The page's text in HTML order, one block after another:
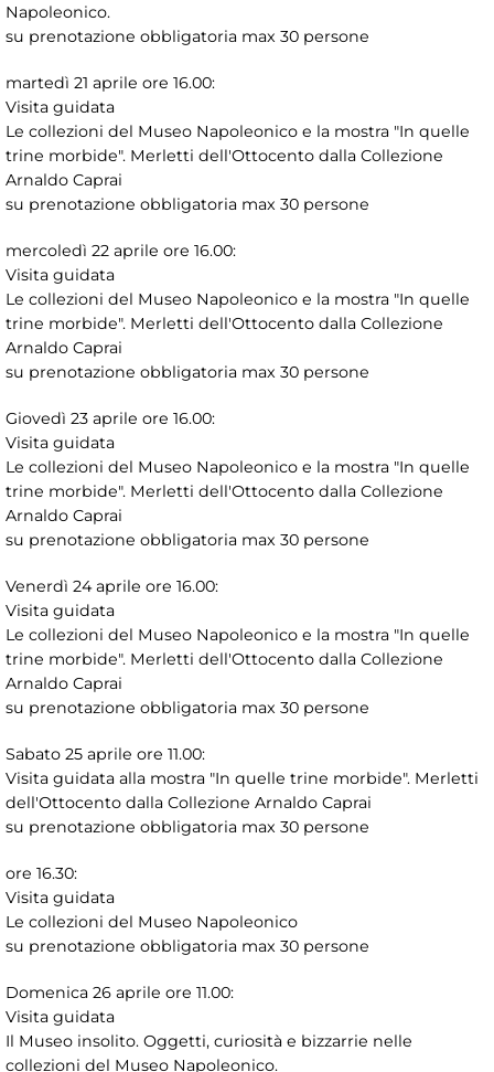
Napoleonico.
su prenotazione obbligatoria max 30 persone
martedì 21 aprile ore 16.00:
Visita guidata
Le collezioni del Museo Napoleonico e la mostra "In quelle
trine morbide". Merletti dell'Ottocento dalla Collezione
Arnaldo Caprai
su prenotazione obbligatoria max 30 persone
mercoledì 22 aprile ore 16.00:
Visita guidata
Le collezioni del Museo Napoleonico e la mostra "In quelle
trine morbide". Merletti dell'Ottocento dalla Collezione
Arnaldo Caprai
su prenotazione obbligatoria max 30 persone
Giovedì 23 aprile ore 16.00:
Visita guidata
Le collezioni del Museo Napoleonico e la mostra "In quelle
trine morbide". Merletti dell'Ottocento dalla Collezione
Arnaldo Caprai
su prenotazione obbligatoria max 30 persone
Venerdì 24 aprile ore 16.00:
Visita guidata
Le collezioni del Museo Napoleonico e la mostra "In quelle
trine morbide". Merletti dell'Ottocento dalla Collezione
Arnaldo Caprai
su prenotazione obbligatoria max 30 persone
Sabato 25 aprile ore 11.00:
Visita guidata alla mostra "In quelle trine morbide". Merletti
dell'Ottocento dalla Collezione Arnaldo Caprai
su prenotazione obbligatoria max 30 persone
ore 16.30:
Visita guidata
Le collezioni del Museo Napoleonico
su prenotazione obbligatoria max 30 persone
Domenica 26 aprile ore 11.00:
Visita guidata
Il Museo insolito. Oggetti, curiosità e bizzarrie nelle
collezioni del Museo Napoleonico.